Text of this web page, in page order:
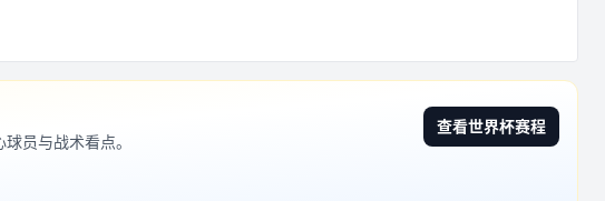
员与战术看点。
查看世界杯赛程